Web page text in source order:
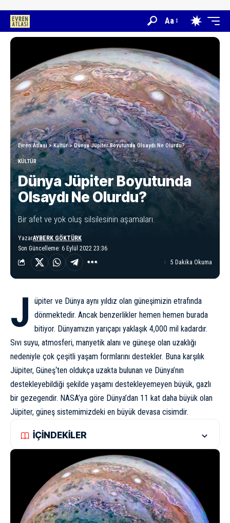
Aa
Evren Atlası>Kültür>Dünya Jüpiter Boyutunda Olsaydı Ne Olurdu?
KÜLTÜR
Dünya Jüpiter Boyutunda
Olsaydı Ne Olurdu?
Bir afet ve yok oluş silsilesinin aşamaları.
Son Güncelleme: 6 Eylül 2022 23:36
YazarAYBERK GÖKTÜRK
5 Dakika Okuma
J üpiter ve Dünya aynı yıldız olan güneşimizin etrafında
dönmektedir. Ancak benzerlikler hemen hemen burada
bitiyor. Dünyamızın yarıçapı yaklaşık 4,000 mil kadardır.
Sıvı suyu, atmosferi, manyetik alanı ve güneşe olan uzaklığı
nedeniyle çok çeşitli yaşam formlarını destekler. Buna karşılık
Jüpiter, Güneş‘ten oldukça uzakta bulunan ve Dünya’nın
destekleyebildiği şekilde yaşamı destekleyemeyen büyük, gazlı
bir gezegendir. NASA’ya göre Dünya’dan 11 kat daha büyük olan
Jüpiter, güneş sistemimizdeki en büyük devasa cisimdir.
İÇİNDEKİLER